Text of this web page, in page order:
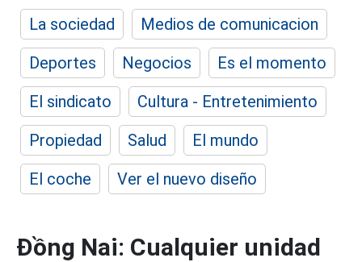
La sociedad
Medios de comunicacion
Deportes
Negocios
Es el momento
El sindicato
Cultura - Entretenimiento
Propiedad
Salud
El mundo
El coche
Ver el nuevo diseño
Đồng Nai: Cualquier unidad